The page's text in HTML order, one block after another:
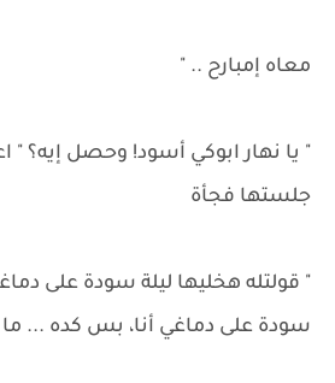
معاه إمبارح .. "
" يا نهار ابوكي أسود! وحصل إيه؟ "
جلستها فجأة
" قولتله هخليها ليلة سودة على
سودة على دماغي أنا، بس كده ...